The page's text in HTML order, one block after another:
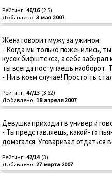
Рейтинг: 40/16(2.5)
Добавлено: 3 мая 2007
Жена говорит мужу за ужином:
- Когда мы только поженились,
кусок бифштекса, а себе
ты всегда поступаешь наоборот.
- Ни в коем случае! Просто ты
Рейтинг: 47/13 (3.62)
Добавлено: 18 апреля 2007
Девушка приходит в универ и
- Ты представляешь, какой-то
домогался. Уговаривал отдаться
Рейтинг: 42/14(3)
Добавлено: 27 марта 2007